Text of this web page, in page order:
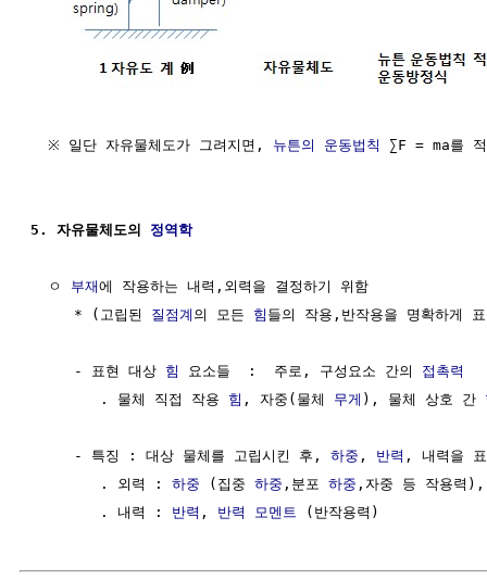
  ※ 일단 자유물체도가 그려지면,
뉴튼의 운동법칙 ∑F = ma를
5. 자유물체도의 정역학
  ㅇ
부재에 작용하는 내력,외력을 결정하기 위함
     * (고립된
질점계 의 모든 힘 들의 작용,반작용을 명확하게
     - 표현 대상
힘 요소들  :  주로, 구성요소 간의 접촉력
        . 물체 직접 작용
힘 , 자중(물체 무게 ), 물체 상호 간
     - 특징 : 대상 물체를 고립시킨 후,
하중 , 반력 , 내력을 표
        . 외력 :
하중 (집중 하중 ,분포 하중 ,자중 등 작용력
        . 내력 :
반력 , 반력 모멘트